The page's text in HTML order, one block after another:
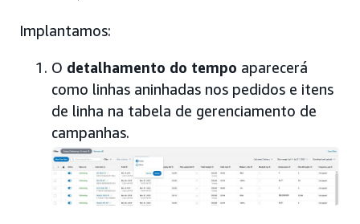
Implantamos:
O detalhamento do tempo aparecerá
como linhas aninhadas nos pedidos e itens
de linha na tabela de gerenciamento de
campanhas.